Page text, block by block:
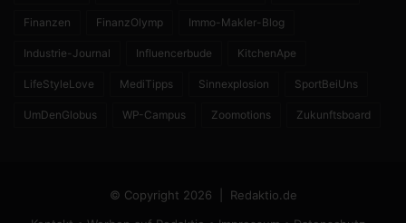
Finanzen FinanzOlymp Immo-Makler-Blog
Industrie-Journal Influencerbude KitchenApe
LifeStyleLove MediTipps Sinnexplosion SportBeiUns
UmDenGlobus WP-Campus Zoomotions Zukunftsboard
© Copyright 2026 | Redaktio.de